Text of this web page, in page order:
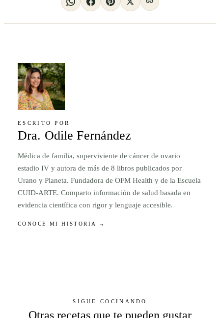
ESCRITO POR
Dra. Odile Fernández
Médica de familia, superviviente de cáncer de ovario
estadio IV y autora de más de 8 libros publicados por
Urano y Planeta. Fundadora de OFM Health y de la Escuela
CUID-ARTE. Comparto información de salud basada en
evidencia científica con rigor y lenguaje accesible.
CONOCE MI HISTORIA →
SIGUE COCINANDO
Otras recetas que te pueden gustar